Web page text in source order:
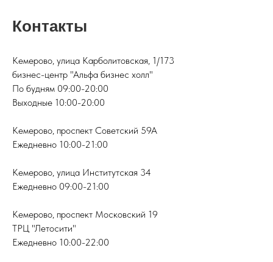
Контакты
Кемерово, улица Карболитовская, 1/173
бизнес-центр "Альфа бизнес холл"
По будням 09:00-20:00
Выходные 10:00-20:00
Кемерово, проспект Советский 59А
Ежедневно 10:00-21:00
Кемерово, улица Институтская 34
Ежедневно 09:00-21:00
Кемерово, проспект Московский 19
ТРЦ "Летосити"
Ежедневно 10:00-22:00